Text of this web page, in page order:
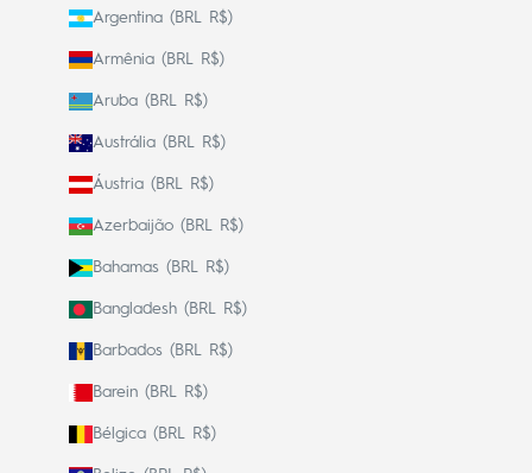
Argentina (BRL R$)
Armênia (BRL R$)
Aruba (BRL R$)
Austrália (BRL R$)
Áustria (BRL R$)
Azerbaijão (BRL R$)
Bahamas (BRL R$)
Bangladesh (BRL R$)
Barbados (BRL R$)
Barein (BRL R$)
Bélgica (BRL R$)